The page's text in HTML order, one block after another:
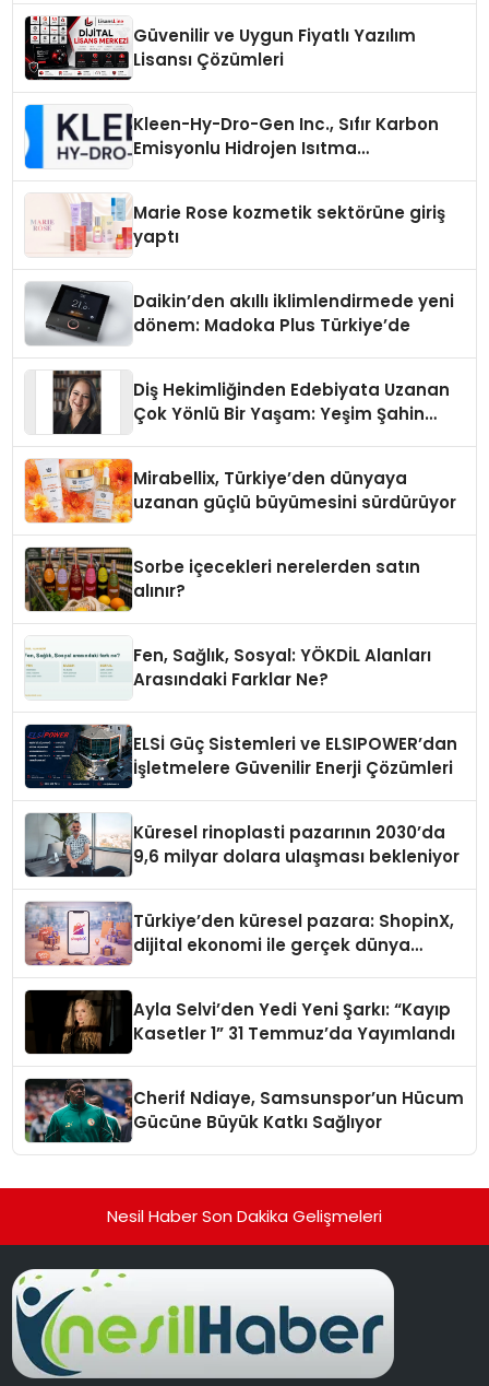
Güvenilir ve Uygun Fiyatlı Yazılım
Lisansı Çözümleri
Kleen-Hy-Dro-Gen Inc., Sıfır Karbon
Emisyonlu Hidrojen Isıtma
Marie Rose kozmetik sektörüne giriş
yaptı
Daikin’den akıllı iklimlendirmede yeni
dönem: Madoka Plus Türkiye’de
Diş Hekimliğinden Edebiyata Uzanan
Çok Yönlü Bir Yaşam: Yeşim Şahin
Mirabellix, Türkiye’den dünyaya
uzanan güçlü büyümesini sürdürüyor
Sorbe içecekleri nerelerden satın
alınır?
Fen, Sağlık, Sosyal: YÖKDİL Alanları
Arasındaki Farklar Ne?
ELSİ Güç Sistemleri ve ELSIPOWER’dan
İşletmelere Güvenilir Enerji Çözümleri
Küresel rinoplasti pazarının 2030’da
9,6 milyar dolara ulaşması bekleniyor
Türkiye’den küresel pazara: ShopinX,
dijital ekonomi ile gerçek dünya
Ayla Selvi’den Yedi Yeni Şarkı: “Kayıp
Kasetler 1” 31 Temmuz’da Yayımlandı
Cherif Ndiaye, Samsunspor’un Hücum
Gücüne Büyük Katkı Sağlıyor
Nesil Haber Son Dakika Gelişmeleri